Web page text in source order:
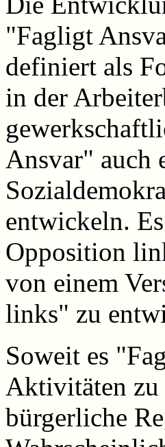
"Fagligt
definiert als
in der
Ansvar" auch
entwickeln.
Opposition
von einem
links" zu
Soweit es
Aktivitäten zu
bürgerliche